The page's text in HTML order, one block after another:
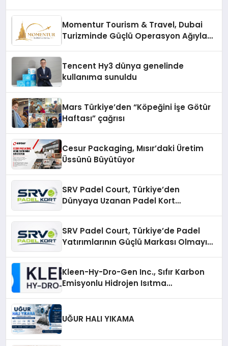
Momentur Tourism & Travel, Dubai
Turizminde Güçlü Operasyon Ağıyla
Tencent Hy3 dünya genelinde
kullanıma sunuldu
Mars Türkiye’den “Köpeğini İşe Götür
Haftası” çağrısı
Cesur Packaging, Mısır’daki Üretim
Üssünü Büyütüyor
SRV Padel Court, Türkiye’den
Dünyaya Uzanan Padel Kort
SRV Padel Court, Türkiye’de Padel
Yatırımlarının Güçlü Markası Olmayı
Kleen-Hy-Dro-Gen Inc., Sıfır Karbon
Emisyonlu Hidrojen Isıtma
UĞUR HALI YIKAMA